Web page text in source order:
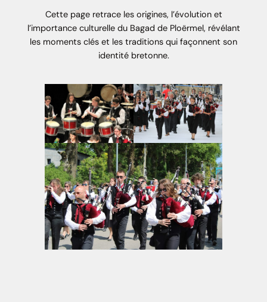
Cette page retrace les origines, l’évolution et
l’importance culturelle du Bagad de Ploërmel, révélant
les moments clés et les traditions qui façonnent son
identité bretonne.